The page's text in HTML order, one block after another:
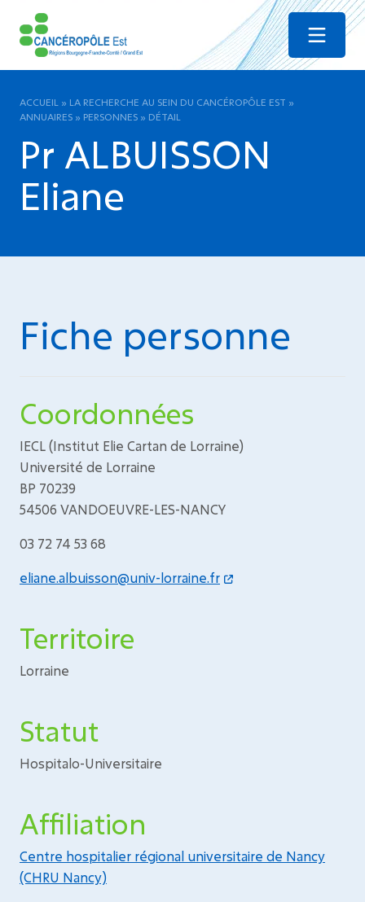
Menu
ACCUEIL » LA RECHERCHE AU SEIN DU CANCÉROPÔLE EST »
ANNUAIRES » PERSONNES » DÉTAIL
Pr ALBUISSON
Eliane
Fiche personne
Coordonnées
IECL (Institut Elie Cartan de Lorraine)
Université de Lorraine
BP 70239
54506 VANDOEUVRE-LES-NANCY
03 72 74 53 68
eliane.albuisson@univ-lorraine.fr
Territoire
Lorraine
Statut
Hospitalo-Universitaire
Affiliation
Centre hospitalier régional universitaire de Nancy
(CHRU Nancy)